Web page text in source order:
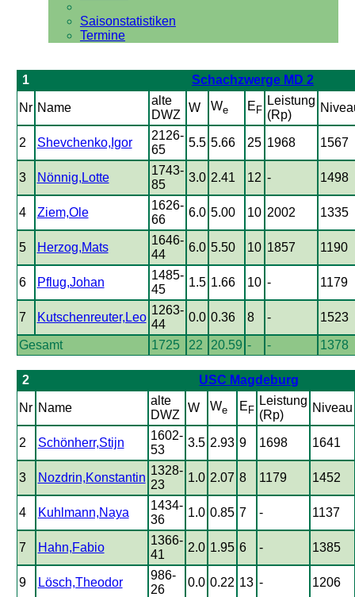
Saisonstatistiken
Termine
1 Schachzwerge MD 2
Nr Name
alte
DWZ
W We E F
Leistung
(Rp)
2 Shevchenko,Igor
2126-
65
5.5 5.66 25 1968 1567
3 Nönnig,Lotte
1743-
85
3.0 2.41 12 - 1498
4 Ziem,Ole
1626-
66
6.0 5.00 10 2002 1335
5 Herzog,Mats
1646-
44
6.0 5.50 10 1857 1190
6 Pflug,Johan
1485-
45
1.5 1.66 10 - 1179
7 Kutschenreuter,Leo
1263-
44
0.0 0.36 8 - 1523
Gesamt 1725 22 20.59 - - 1378
2 USC Magdeburg
Nr Name
alte
DWZ
W We E F
Leistung
(Rp)
Niveau
2 Schönherr,Stijn
1602-
53
3.5 2.93 9 1698 1641
3 Nozdrin,Konstantin
1328-
23
1.0 2.07 8 1179 1452
4 Kuhlmann,Naya
1434-
36
1.0 0.85 7 - 1137
7 Hahn,Fabio
1366-
41
2.0 1.95 6 - 1385
9 Lösch,Theodor
986-
26
0.0 0.22 13 - 1206